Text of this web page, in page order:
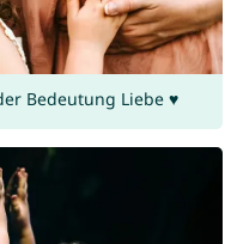
Bedeutung Liebe ♥